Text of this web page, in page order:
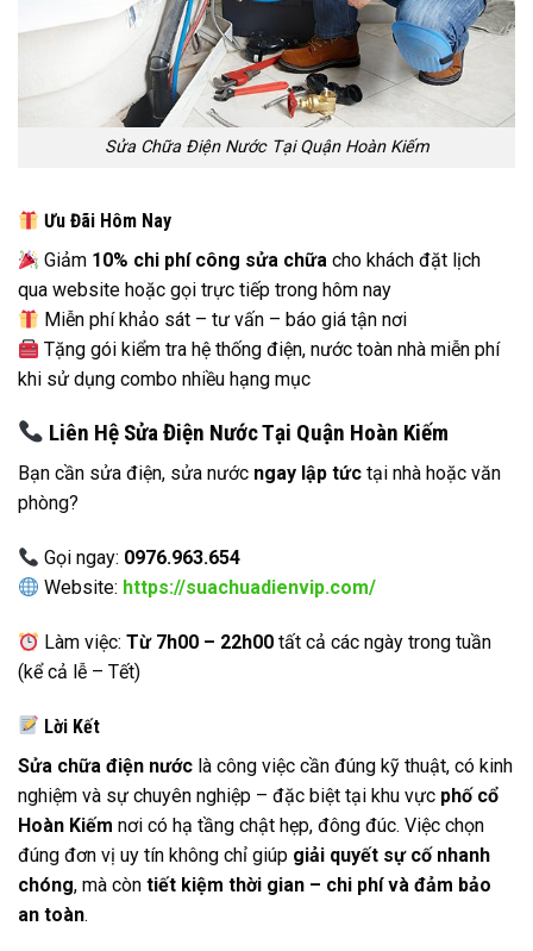
Sửa Chữa Điện Nước Tại Quận Hoàn Kiếm
Ưu Đãi Hôm Nay
Giảm 10% chi phí công sửa chữa cho khách đặt lịch
qua website hoặc gọi trực tiếp trong hôm nay
Miễn phí khảo sát – tư vấn – báo giá tận nơi
Tặng gói kiểm tra hệ thống điện, nước toàn nhà miễn phí
khi sử dụng combo nhiều hạng mục
Liên Hệ Sửa Điện Nước Tại Quận Hoàn Kiếm
Bạn cần sửa điện, sửa nước ngay lập tức tại nhà hoặc văn
phòng?
Gọi ngay: 0976.963.654
Website: https://suachuadienvip.com/
Làm việc:Từ 7h00 – 22h00 tất cả các ngày trong tuần
(kể cả lễ – Tết)
Lời Kết
Sửa chữa điện nước là công việc cần đúng kỹ thuật, có kinh
nghiệm và sự chuyên nghiệp – đặc biệt tại khu vực phố cổ
Hoàn Kiếm nơi có hạ tầng chật hẹp, đông đúc. Việc chọn
đúng đơn vị uy tín không chỉ giúp giải quyết sự cố nhanh
chóng, mà còn tiết kiệm thời gian – chi phí và đảm bảo
an toàn.